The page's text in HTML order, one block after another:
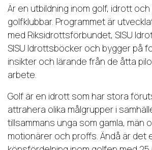
Är en utbildning inom golf, idrott
golfklubbar. Programmet är
med Riksidrottsförbundet, SISU
SISU Idrottsböcker och bygger på
insikter och lärande från de åtta
arbete.
Golf är en idrott som har stora
attrahera olika målgrupper i
tillsammans unga som gamla, män
motionärer och proffs. Ändå är det